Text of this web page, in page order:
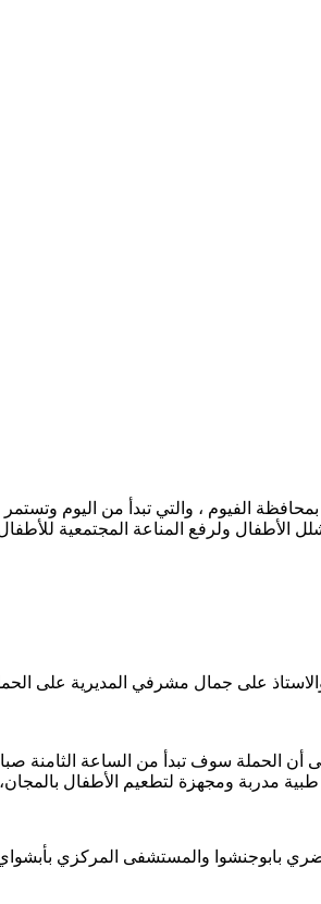
الفيوم ، والتي تبدأ من اليوم وتستمر
على جمال مشرفي المديرية على
مركز ومدينة أبشواي ، مشيراً إلى أن الحملة سوف تبدأ من الساعة
بابوجنشوا والمستشفى المركزي